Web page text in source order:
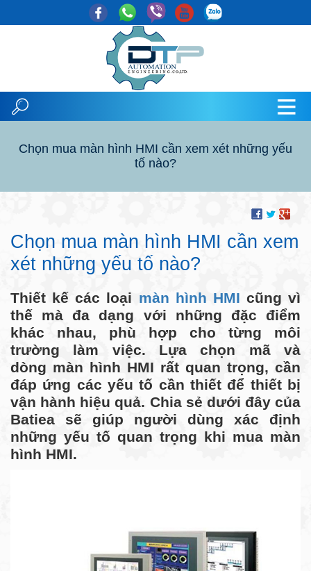
Chọn mua màn hình HMI cần xem xét những yếu
tố nào?
Chọn mua màn hình HMI cần xem
xét những yếu tố nào?
Thiết kế các loại màn hình HMI cũng vì
thế mà đa dạng với những đặc điểm
khác nhau, phù hợp cho từng môi
trường làm việc. Lựa chọn mã và
dòng màn hình HMI rất quan trọng, cần
đáp ứng các yếu tố cần thiết để thiết bị
vận hành hiệu quả. Chia sẻ dưới đây của
Batiea sẽ giúp người dùng xác định
những yếu tố quan trọng khi mua màn
hình HMI.